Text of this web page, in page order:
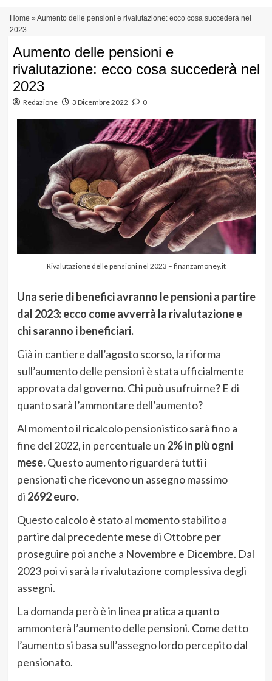
principale
Home » Aumento delle pensioni e rivalutazione: ecco cosa succederà nel
2023
Aumento delle pensioni e
rivalutazione: ecco cosa succederà nel
2023
Redazione 3 Dicembre 2022 0
Rivalutazione delle pensioni nel 2023 – finanzamoney.it
Una serie di benefici avranno le pensioni a partire
dal 2023: ecco come avverrà la rivalutazione e
chi saranno i beneficiari.
Già in cantiere dall’agosto scorso, la riforma
sull’aumento delle pensioni è stata ufficialmente
approvata dal governo. Chi può usufruirne? E di
quanto sarà l’ammontare dell’aumento?
Al momento il ricalcolo pensionistico sarà fino a
fine del 2022, in percentuale un 2% in più ogni
mese.Questo aumento riguarderà tutti i
pensionati che ricevono un assegno massimo
di 2692 euro.
Questo calcolo è stato al momento stabilito a
partire dal precedente mese di Ottobre per
proseguire poi anche a Novembre e Dicembre. Dal
2023 poi vi sarà la rivalutazione complessiva degli
assegni.
La domanda però è in linea pratica a quanto
ammonterà l’aumento delle pensioni. Come detto
l’aumento si basa sull’assegno lordo percepito dal
pensionato.